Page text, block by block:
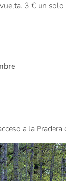
3 € un solo
a la